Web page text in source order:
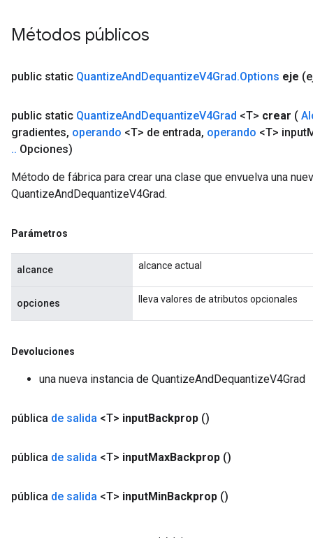
Métodos públicos
public static QuantizeAndDequantizeV4Grad.Options eje
public static QuantizeAndDequantizeV4Grad <T> crear (
gradientes, operando <T> de entrada, operando <T> input
.. Opciones)
Método de fábrica para crear una clase que envuelva una
QuantizeAndDequantizeV4Grad.
Parámetros
alcance alcance actual
opciones lleva valores de atributos opcionales
Devoluciones
una nueva instancia de QuantizeAndDequantizeV4Grad
pública de salida <T> inputBackprop ()
pública de salida <T> inputMaxBackprop ()
pública de salida <T> inputMinBackprop ()